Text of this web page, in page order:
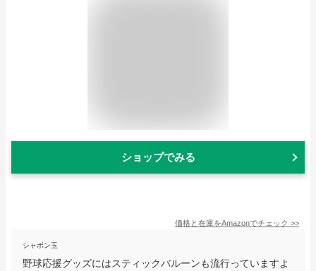
ショップでみる
価格と在庫をAmazonでチェック >>
シャボン玉
野球応援グッズにはスティックバルーンも流行っていますよ